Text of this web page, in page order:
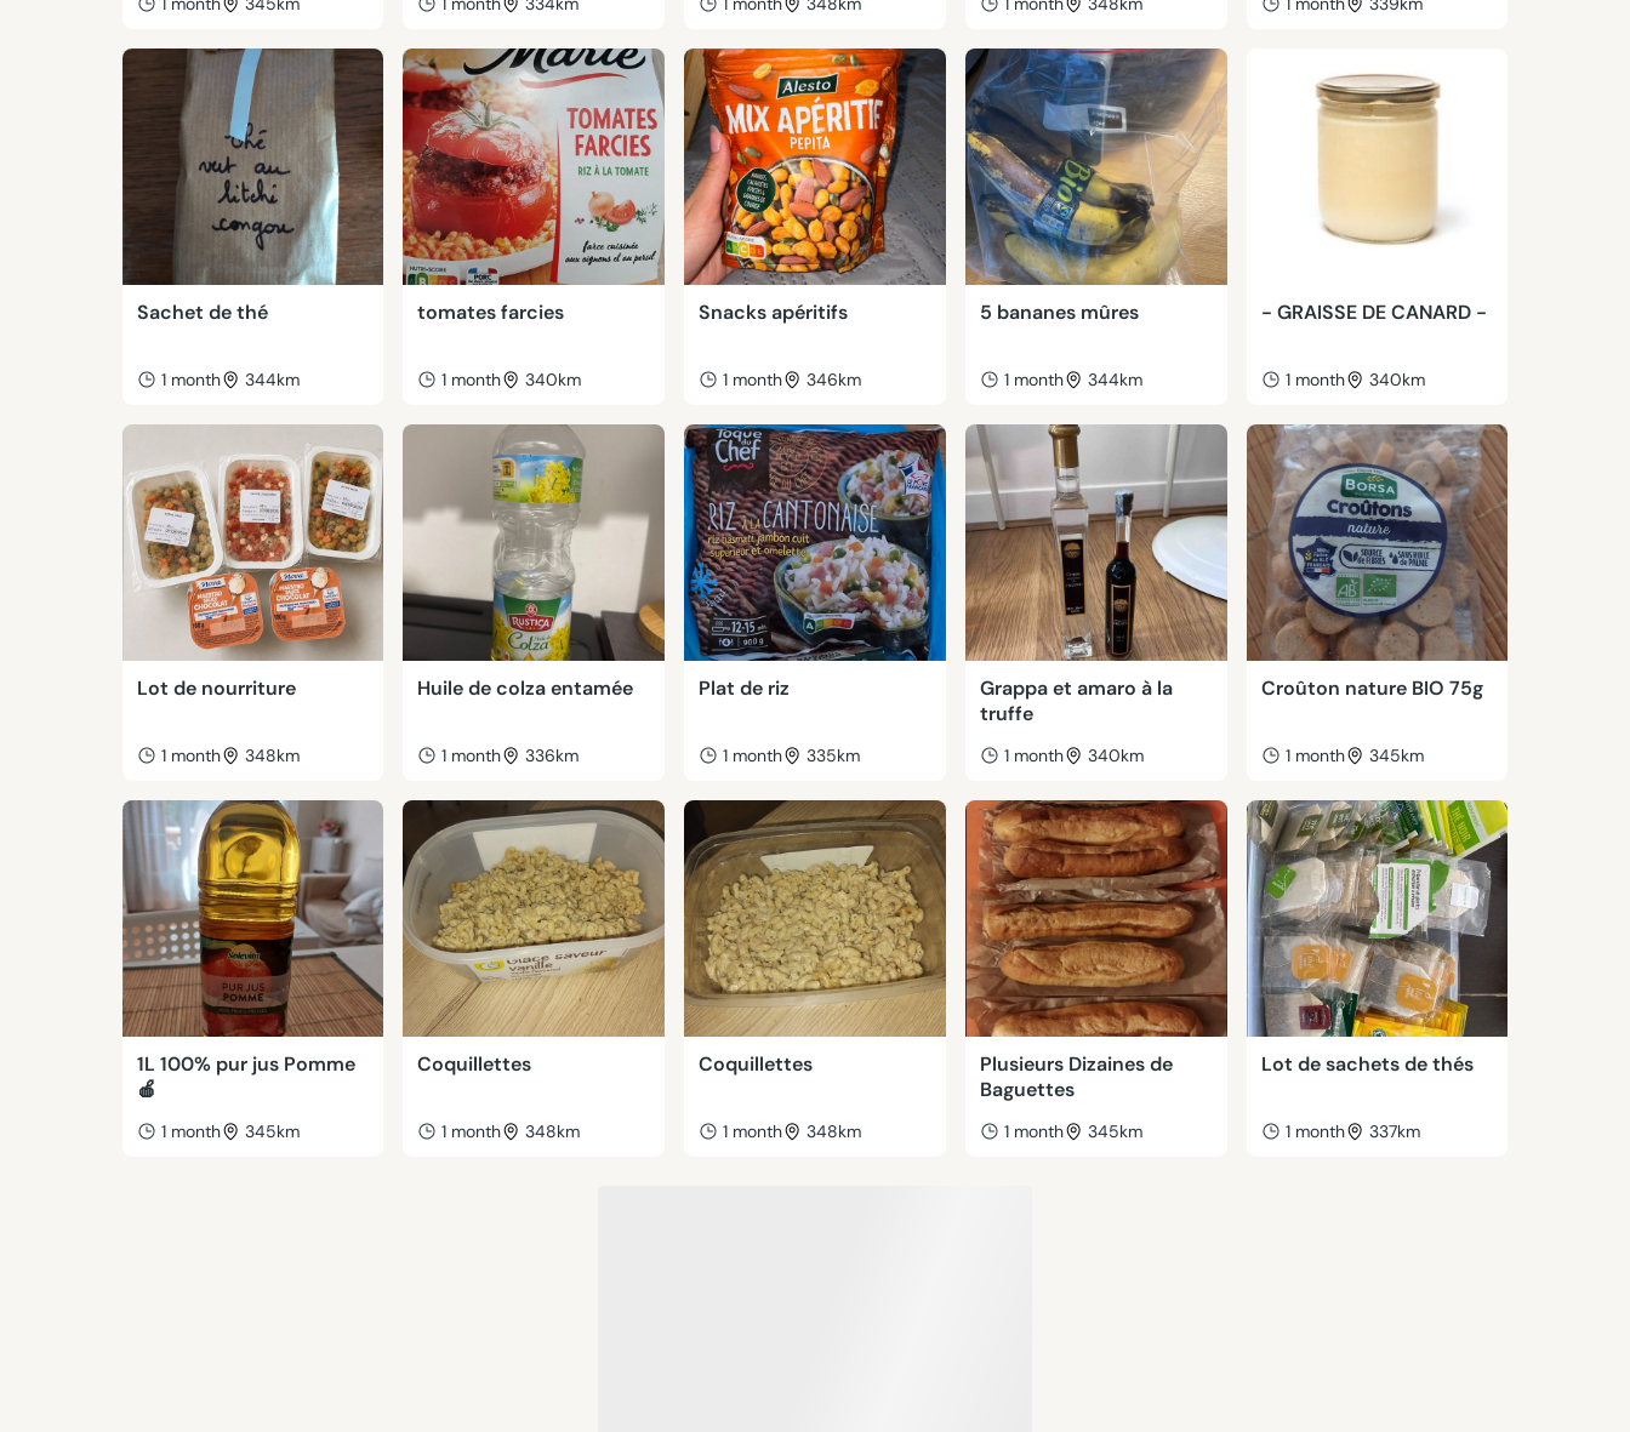
Sachet de thé
1 month 344km
tomates farcies
1 month 340km
Snacks apéritifs
1 month 346km
5 bananes mûres
1 month 344km
- GRAISSE DE CANARD -
1 month 340km
Lot de nourriture
1 month 348km
Huile de colza entamée
1 month 336km
Plat de riz
1 month 335km
Grappa et amaro à la
truffe
1 month 340km
Croûton nature BIO 75g
1 month 345km
1L 100% pur jus Pomme
🍎
1 month 345km
Coquillettes
1 month 348km
Coquillettes
1 month 348km
Plusieurs Dizaines de
Baguettes
1 month 345km
Lot de sachets de thés
1 month 337km